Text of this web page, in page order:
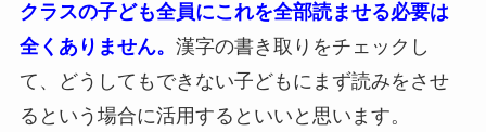
クラスの子ども全員にこれを全部読ませる必要は
全くありません。 漢字の書き取りをチェックし
て、どうしてもできない子どもにまず読みをさせ
るという場合に活用するといいと思います。